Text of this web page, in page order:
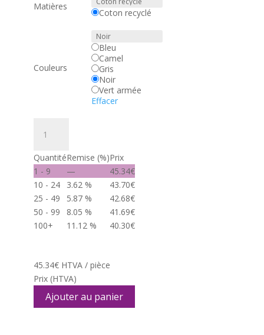
Matières
Coton recyclé
Couleurs
Bleu
Camel
Gris
Noir
Vert armée
Effacer
à
dos
et
rPU
.
Poche
QuantitéRemise (%)Prix
1 - 9
— 45.34€
10 - 24
3.62 % 43.70€
25 - 49
5.87 % 42.68€
50 - 99
8.05 % 41.69€
100+
11.12 % 40.30€
45.34€HTVA / pièce
Prix (HTVA)
Ajouter au panier